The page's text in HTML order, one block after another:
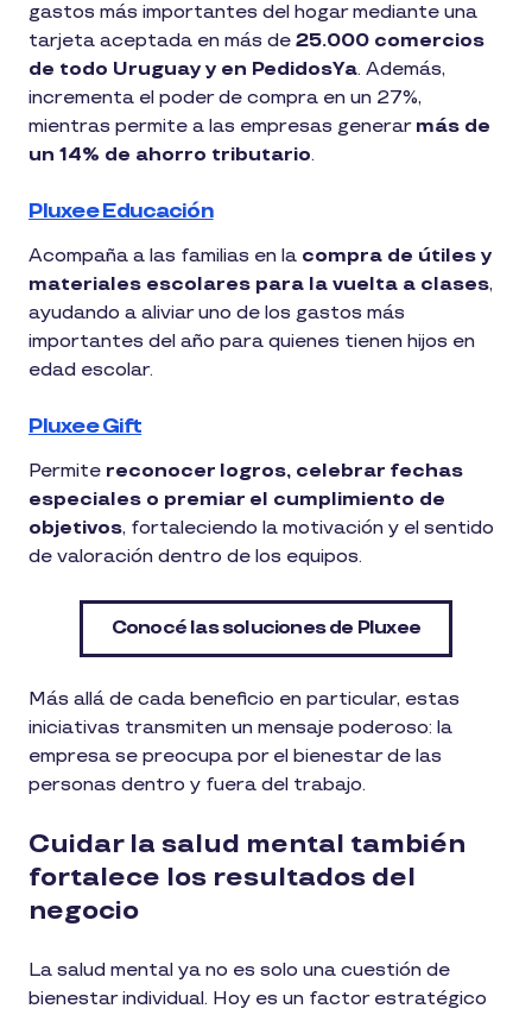
gastos más importantes del hogar mediante una
tarjeta aceptada en más de 25.000 comercios
de todo Uruguay y en PedidosYa. Además,
incrementa el poder de compra en un 27%,
mientras permite a las empresas generar más de
un 14% de ahorro tributario.
Pluxee Educación
Acompaña a las familias en la compra de útiles y
materiales escolares para la vuelta a clases,
ayudando a aliviar uno de los gastos más
importantes del año para quienes tienen hijos en
edad escolar.
Pluxee Gift
Permite reconocer logros, celebrar fechas
especiales o premiar el cumplimiento de
objetivos, fortaleciendo la motivación y el sentido
de valoración dentro de los equipos.
Conocé las soluciones de Pluxee
Más allá de cada beneficio en particular, estas
iniciativas transmiten un mensaje poderoso: la
empresa se preocupa por el bienestar de las
personas dentro y fuera del trabajo.
Cuidar la salud mental también
fortalece los resultados del
negocio
La salud mental ya no es solo una cuestión de
bienestar individual. Hoy es un factor estratégico